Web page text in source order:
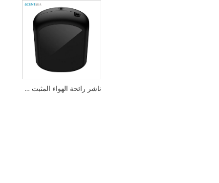
ناشر رائحة الهواء المثبت على الحائط